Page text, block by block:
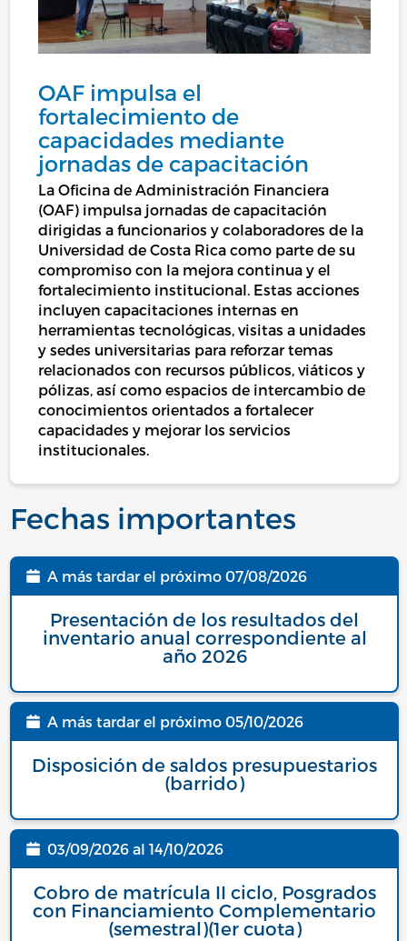
OAF impulsa el
fortalecimiento de
capacidades mediante
jornadas de capacitación
La Oficina de Administración Financiera
(OAF) impulsa jornadas de capacitación
dirigidas a funcionarios y colaboradores de la
Universidad de Costa Rica como parte de su
compromiso con la mejora continua y el
fortalecimiento institucional. Estas acciones
incluyen capacitaciones internas en
herramientas tecnológicas, visitas a unidades
y sedes universitarias para reforzar temas
relacionados con recursos públicos, viáticos y
pólizas, así como espacios de intercambio de
conocimientos orientados a fortalecer
capacidades y mejorar los servicios
institucionales.
Fechas importantes
Fecha
A más tardar el próximo07/08/2026
Presentación de los resultados del
inventario anual correspondiente al
año 2026
Fecha
A más tardar el próximo05/10/2026
Disposición de saldos presupuestarios
(barrido)
Fecha
03/09/2026al14/10/2026
Cobro de matrícula II ciclo, Posgrados
con Financiamiento Complementario
(semestral)(1er cuota)